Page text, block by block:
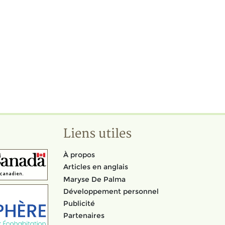
Liens utiles
À propos
Articles en anglais
Maryse De Palma
Développement personnel
Publicité
Partenaires